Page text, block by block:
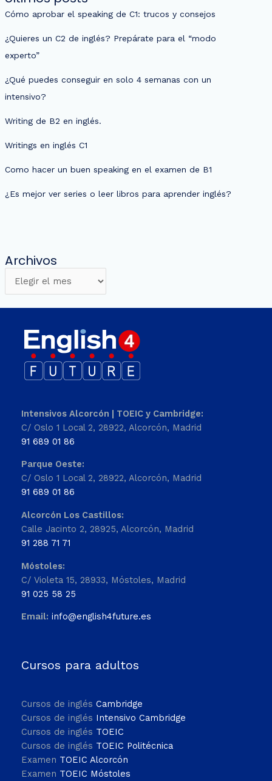
Cómo aprobar el speaking de C1: trucos y consejos
¿Quieres un C2 de inglés? Prepárate para el “modo
experto”
¿Qué puedes conseguir en solo 4 semanas con un
intensivo?
Writing de B2 en inglés.
Writings en inglés C1
Como hacer un buen speaking en el examen de B1
¿Es mejor ver series o leer libros para aprender inglés?
Archivos
Intensivos Alcorcón | TOEIC y Cambridge:
C/ Oslo 1 Local 2, 28922, Alcorcón, Madrid
91 689 01 86
Parque Oeste:
C/ Oslo 1 Local 2, 28922, Alcorcón, Madrid
91 689 01 86
Alcorcón Los Castillos:
Calle Jacinto 2, 28925, Alcorcón, Madrid
91 288 71 71
Móstoles:
C/ Violeta 15, 28933, Móstoles, Madrid
91 025 58 25
Email: info@english4future.es
Cursos para adultos
Cursos de inglés Cambridge
Cursos de inglés Intensivo Cambridge
Cursos de inglés TOEIC
Cursos de inglés TOEIC Politécnica
Examen TOEIC Alcorcón
Examen TOEIC Móstoles